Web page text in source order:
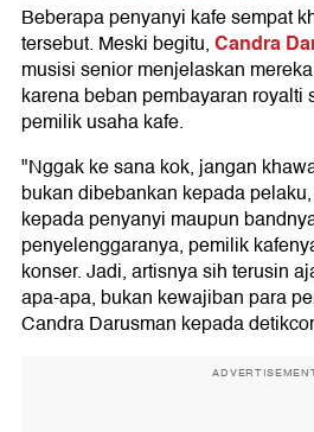
Beberapa penyanyi kafe sempat
tersebut. Meski begitu,Candra
musisi senior menjelaskan
karena beban pembayaran royalti
pemilik usaha kafe.
"Nggak ke sana kok, jangan
bukan dibebankan kepada
kepada penyanyi maupun
penyelenggaranya, pemilik
konser. Jadi, artisnya sih terusin
apa-apa, bukan kewajiban para
Candra Darusman kepada